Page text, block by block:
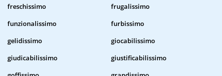
freschissimo
frugalissimo
funzionalissimo
furbissimo
gelidissimo
giocabilissimo
giudicabilissimo
giustificabilissimo